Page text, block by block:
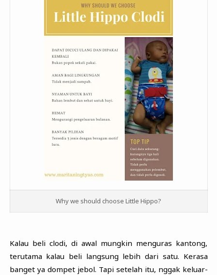
Why we should choose Little Hippo?
Kalau beli clodi, di awal mungkin menguras kantong,
terutama kalau beli langsung lebih dari satu. Kerasa
banget ya dompet jebol. Tapi setelah itu, nggak keluar-